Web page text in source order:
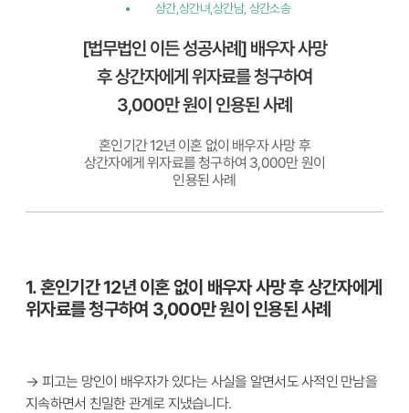
상간,상간녀,상간남, 상간소송
[법무법인 이든 성공사례] 배우자 사망
후 상간자에게 위자료를 청구하여
3,000만 원이 인용된 사례
혼인기간 12년 이혼 없이 배우자 사망 후
상간자에게 위자료를 청구하여 3,000만 원이
인용된 사례
1. 혼인기간 12년 이혼 없이 배우자 사망 후 상간자에게
위자료를 청구하여 3,000만 원이 인용된 사례
→ 피고는 망인이 배우자가 있다는 사실을 알면서도 사적인 만남을
지속하면서 친밀한 관계로 지냈습니다.